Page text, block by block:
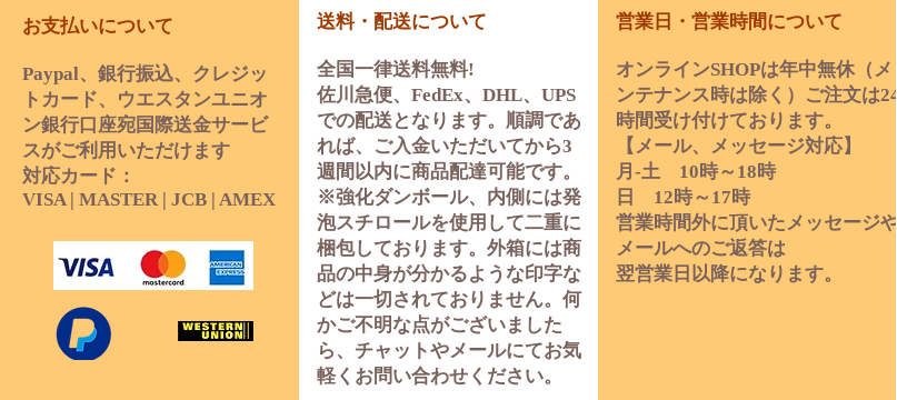
お支払いについて
Paypal、銀行振込、クレジッ
トカード、ウエスタンユニオ
ン銀行口座宛国際送金サービ
スがご利用いただけます
対応カード：
VISA | MASTER | JCB | AMEX
送料・配送について
全国一律送料無料!
佐川急便、FedEx、DHL、UPS
での配送となります。順調であ
れば、ご入金いただいてから3
週間以内に商品配達可能です。
※強化ダンボール、内側には発
泡スチロールを使用して二重に
梱包しております。外箱には商
品の中身が分かるような印字な
どは一切されておりません。何
かご不明な点がございました
ら、チャットやメールにてお気
軽くお問い合わせください。
営業日・営業時間について
オンラインSHOPは年中無休（メ
ンテナンス時は除く）ご注文は24
時間受け付けております。
【メール、メッセージ対応】
月‐土 10時～18時
日 12時～17時
営業時間外に頂いたメッセージや
メールへのご返答は
翌営業日以降になります。